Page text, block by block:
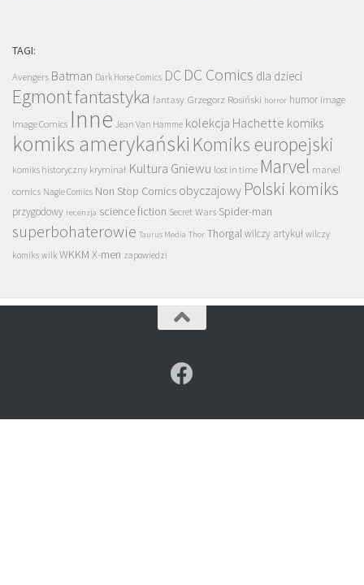
TAGI:
Avengers Batman Dark Horse Comics DC DC Comics dla dzieci
Egmontfantastyka fantasy Grzegorz Rosiński horror humor Image
Image Comics Inne Jean Van Hamme kolekcja Hachette komiks
komiks amerykański Komiks europejski
komiks historyczny kryminał Kultura Gniewu lost in time Marvel marvel
comics Nagle Comics Non Stop Comics obyczajowy Polski komiks
przygodowy recenzja science fiction Secret Wars Spider-man
superbohaterowie Taurus Media Thor Thorgalwilczy artykuł wilczy
komiks wilk WKKM X-men zapowiedzi